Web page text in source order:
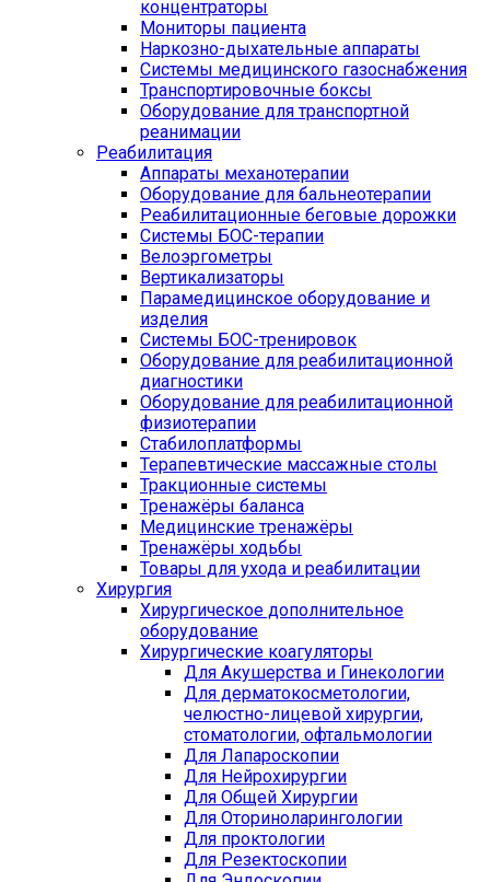
концентраторы
Мониторы пациента
Наркозно-дыхательные аппараты
Системы медицинского газоснабжения
Транспортировочные боксы
Оборудование для транспортной
реанимации
Реабилитация
Аппараты механотерапии
Оборудование для бальнеотерапии
Реабилитационные беговые дорожки
Системы БОС-терапии
Велоэргометры
Вертикализаторы
Парамедицинское оборудование и
изделия
Системы БОС-тренировок
Оборудование для реабилитационной
диагностики
Оборудование для реабилитационной
физиотерапии
Стабилоплатформы
Терапевтические массажные столы
Тракционные системы
Тренажёры баланса
Медицинские тренажёры
Тренажёры ходьбы
Товары для ухода и реабилитации
Хирургия
Хирургическое дополнительное
оборудование
Хирургические коагуляторы
Для Акушерства и Гинекологии
Для дерматокосметологии,
челюстно-лицевой хирургии,
стоматологии, офтальмологии
Для Лапароскопии
Для Нейрохирургии
Для Общей Хирургии
Для Оториноларингологии
Для проктологии
Для Резектоскопии